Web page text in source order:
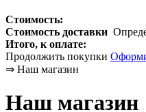
Стоимость:
Стоимость доставки
Итого, к оплате:
Продолжить покупки
⇒ Наш магазин
Наш магазин